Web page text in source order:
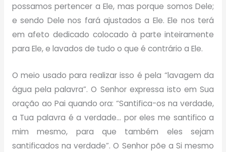
possamos pertencer a Ele, mas porque somos Dele;
e sendo Dele nos fará ajustados a Ele. Ele nos terá
em afeto dedicado colocado à parte inteiramente
para Ele, e lavados de tudo o que é contrário a Ele.
O meio usado para realizar isso é pela “lavagem da
água pela palavra”. O Senhor expressa isto em Sua
oração ao Pai quando ora: “Santifica-os na verdade,
a Tua palavra é a verdade… por eles me santifico a
mim mesmo, para que também eles sejam
santificados na verdade”. O Senhor põe a Si mesmo